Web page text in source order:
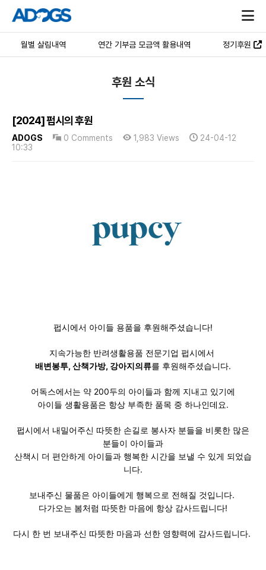
월별 살림내역 연간 기부금 모금액 활용내역 정기후원
후원 소식
[2024] 펍시의 후원
ADOGS 0 Comments 1,983 Views
24-04-12
10:33
펍시에서 아이들 용품을 후원해주셨습니다!
지속가능한 반려생활용품 전문기업 펍시에서
배변봉투, 산책가방, 강아지의류를 후원해주셨습니다.
어독스에서는 약 200두의 아이들과 함께 지내고 있기에
아이들 생활용품은 항상 부족한 품목 중 하나인데요.
펍시에서 내밀어주신 따뜻한 손길로 봉사자 분들을 비롯한 많은
분들이 아이들과
산책시 더 편안하게 아이들과 행복한 시간을 보낼 수 있게 되었습
니다.
보내주신 물품은 아이들에게 행복으로 전해질 것입니다.
다가오는 봄처럼 따뜻한 마음에 항상 감사드립니다!
다시 한 번 보내주신 따뜻한 마음과 선한 영향력에 감사드립니다.